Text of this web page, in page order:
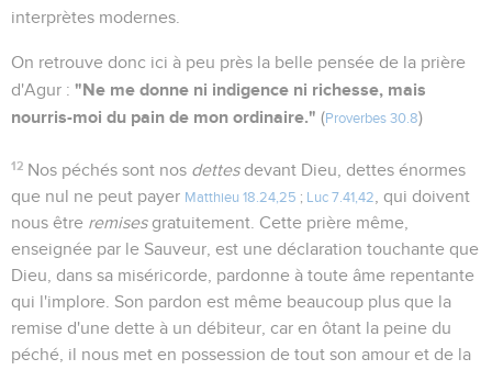
interprètes modernes.
On retrouve donc ici à peu près la belle pensée de la prière
d'Agur : "Ne me donne ni indigence ni richesse, mais
nourris-moi du pain de mon ordinaire." (Proverbes 30.8)
12 Nos péchés sont nos dettesdevant Dieu, dettes énormes
que nul ne peut payer Matthieu 18.24,25 ; Luc 7.41,42
, qui doivent
nous être remisesgratuitement. Cette prière même,
enseignée par le Sauveur, est une déclaration touchante que
Dieu, dans sa miséricorde, pardonne à toute âme repentante
qui l'implore. Son pardon est même beaucoup plus que la
remise d'une dette à un débiteur, car en ôtant la peine du
péché, il nous met en possession de tout son amour et de la